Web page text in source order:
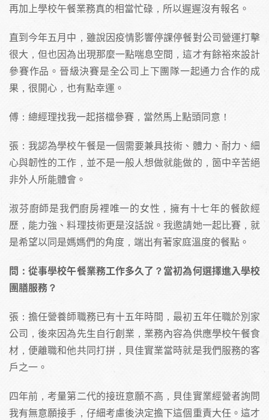
再加上學校午餐業務真的相當忙碌，所以遲遲沒有報名。
直到今年五月中，雖說因疫情影響停課停餐對公司營運打擊
很大，但也因為出現那麼一點喘息空間，這才有餘裕來設計
參賽作品。晉級決賽是全公司上下團隊一起通力合作的成
果，很開心，也有點幸運。
傅：總經理找我一起搭檔參賽，當然馬上點頭同意！
張：我認為學校午餐是一個需要兼具技術、體力、耐力、細
心與韌性的工作，並不是一般人想做就能做的，箇中辛苦絕
非外人所能體會。
淑芬廚師是我們廚房裡唯一的女性，擁有十七年的餐飲經
歷，能力強、料理技術更是沒話說。我邀請她一起比賽，就
是希望以同是媽媽們的角度，端出有著家庭溫度的餐點。
問：從事學校午餐業務工作多久了？當初為何選擇進入學校
團膳服務？
張：擔任營養師職務已有十五年時間，最初五年任職於別家
公司，後來因為先生自行創業，業務內容為供應學校午餐食
材，便離職和他共同打拼，貝佳實業當時就是我們服務的客
戶之一。
四年前，考量第二代的接班意願不高，貝佳實業經營者詢問
我有無意願接手，仔細考慮後決定擔下這個重責大任。這才